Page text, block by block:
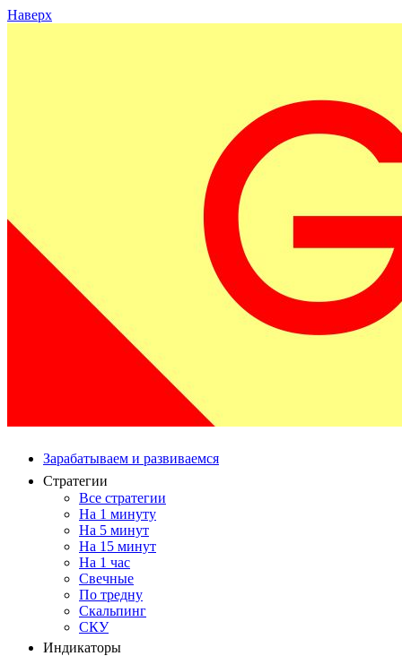
Наверх
Зарабатываем и развиваемся
Стратегии
Все стратегии
На 1 минуту
На 5 минут
На 15 минут
На 1 час
Свечные
По тредну
Скальпинг
СКУ
Индикаторы